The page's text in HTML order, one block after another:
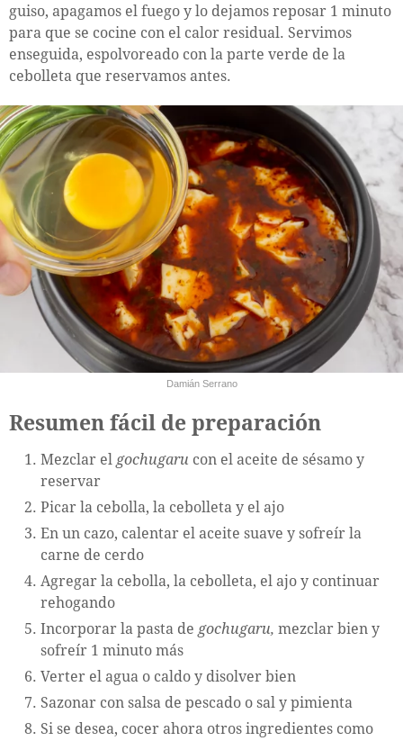
guiso, apagamos el fuego y lo dejamos reposar 1 minuto
para que se cocine con el calor residual. Servimos
enseguida, espolvoreado con la parte verde de la
cebolleta que reservamos antes.
Damián Serrano
Resumen fácil de preparación
Mezclar el gochugaru con el aceite de sésamo y
reservar
Picar la cebolla, la cebolleta y el ajo
En un cazo, calentar el aceite suave y sofreír la
carne de cerdo
Agregar la cebolla, la cebolleta, el ajo y continuar
rehogando
Incorporar la pasta de gochugaru, mezclar bien y
sofreír 1 minuto más
Verter el agua o caldo y disolver bien
Sazonar con salsa de pescado o sal y pimienta
Si se desea, cocer ahora otros ingredientes como